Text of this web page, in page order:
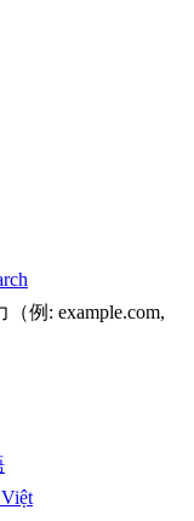
例: example.com,